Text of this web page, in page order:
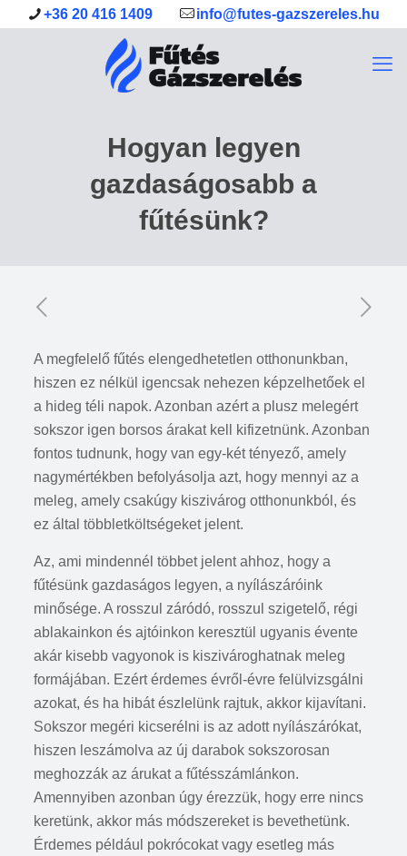
+36 20 416 1409 info@futes-gazszereles.hu
Hogyan legyen
gazdaságosabb a
fűtésünk?
A megfelelő fűtés elengedhetetlen otthonunkban,
hiszen ez nélkül igencsak nehezen képzelhetőek el
a hideg téli napok. Azonban azért a plusz melegért
sokszor igen borsos árakat kell kifizetnünk. Azonban
fontos tudnunk, hogy van egy-két tényező, amely
nagymértékben befolyásolja azt, hogy mennyi az a
meleg, amely csakúgy kiszivárog otthonunkból, és
ez által többletköltségeket jelent.
Az, ami mindennél többet jelent ahhoz, hogy a
fűtésünk gazdaságos legyen, a nyílászáróink
minősége. A rosszul záródó, rosszul szigetelő, régi
ablakainkon és ajtóinkon keresztül ugyanis évente
akár kisebb vagyonok is kiszivároghatnak meleg
formájában. Ezért érdemes évről-évre felülvizsgálni
azokat, és ha hibát észlelünk rajtuk, akkor kijavítani.
Sokszor megéri kicserélni is az adott nyílászárókat,
hiszen leszámolva az új darabok sokszorosan
meghozzák az árukat a fűtésszámlánkon.
Amennyiben azonban úgy érezzük, hogy erre nincs
keretünk, akkor más módszereket is bevethetünk.
Érdemes például pokrócokat vagy esetleg más